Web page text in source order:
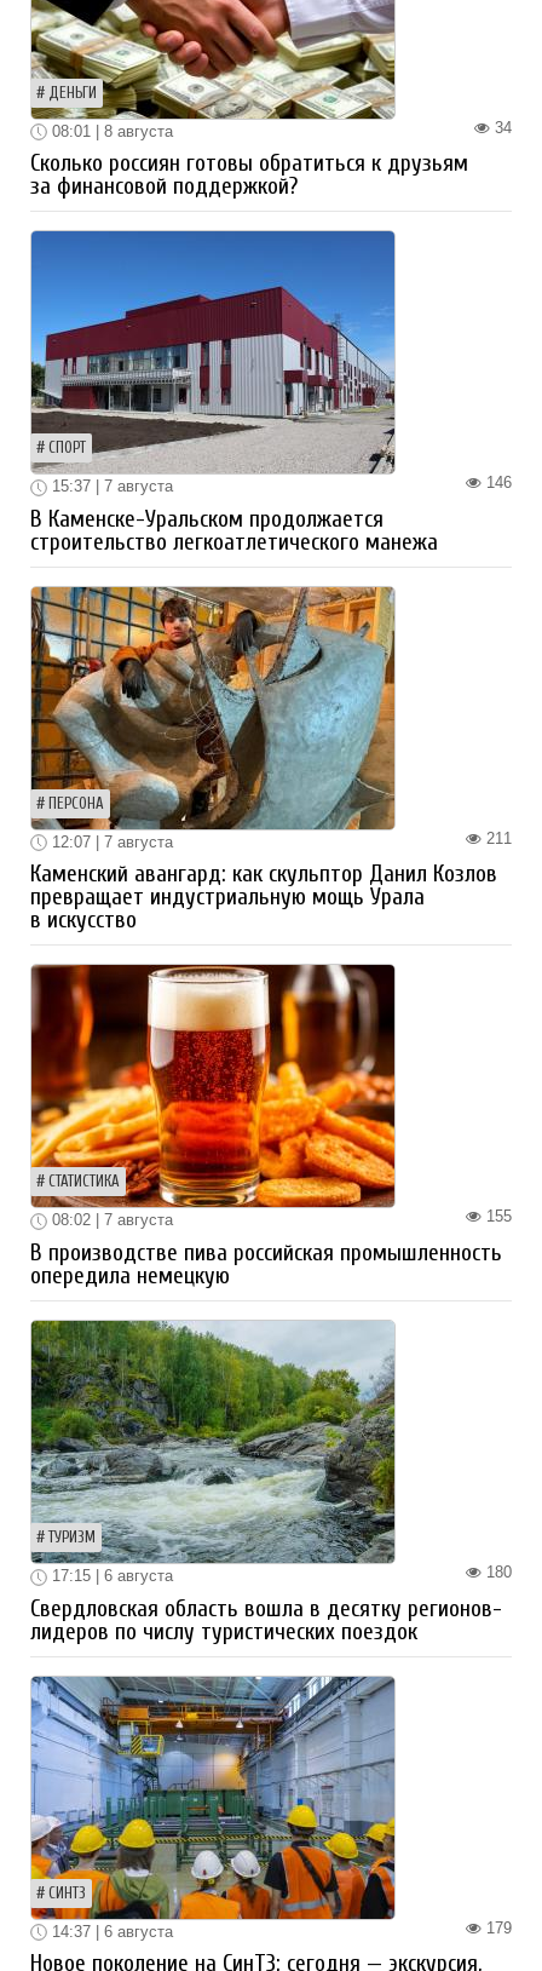
ДЕНЬГИ
34
08:01 | 8 августа
Сколько россиян готовы обратиться к друзьям
за финансовой поддержкой?
СПОРТ
146
15:37 | 7 августа
В Каменске-Уральском продолжается
строительство легкоатлетического манежа
ПЕРСОНА
211
12:07 | 7 августа
Каменский авангард: как скульптор Данил Козлов
превращает индустриальную мощь Урала
в искусство
СТАТИСТИКА
155
08:02 | 7 августа
В производстве пива российская промышленность
опередила немецкую
ТУРИЗМ
180
17:15 | 6 августа
Свердловская область вошла в десятку регионов-
лидеров по числу туристических поездок
СИНТЗ
179
14:37 | 6 августа
Новое поколение на СинТЗ: сегодня — экскурсия,